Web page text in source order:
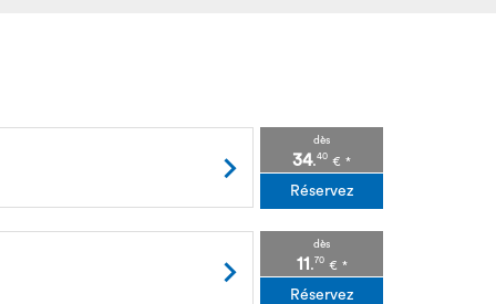
dès
34.40 € *
Réservez
dès
11.70 € *
Réservez